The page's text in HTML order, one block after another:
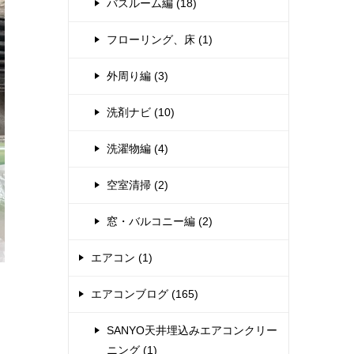
バスルーム編 (18)
フローリング、床 (1)
外周り編 (3)
洗剤ナビ (10)
洗濯物編 (4)
空室清掃 (2)
窓・バルコニー編 (2)
エアコン (1)
エアコンブログ (165)
SANYO天井埋込みエアコンクリー
ニング (1)